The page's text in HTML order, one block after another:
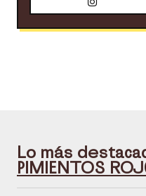
Lo más
PIMIENTOS